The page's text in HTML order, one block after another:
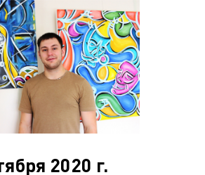
2020 г.